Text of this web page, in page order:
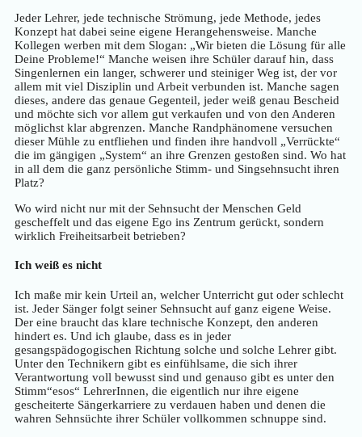
Jeder Lehrer, jede technische Strömung, jede Methode, jedes
Konzept hat dabei seine eigene Herangehensweise. Manche
Kollegen werben mit dem Slogan: „Wir bieten die Lösung für alle
Deine Probleme!“ Manche weisen ihre Schüler darauf hin, dass
Singenlernen ein langer, schwerer und steiniger Weg ist, der vor
allem mit viel Disziplin und Arbeit verbunden ist. Manche sagen
dieses, andere das genaue Gegenteil, jeder weiß genau Bescheid
und möchte sich vor allem gut verkaufen und von den Anderen
möglichst klar abgrenzen. Manche Randphänomene versuchen
dieser Mühle zu entfliehen und finden ihre handvoll „Verrückte“
die im gängigen „System“ an ihre Grenzen gestoßen sind. Wo hat
in all dem die ganz persönliche Stimm- und Singsehnsucht ihren
Platz?
Wo wird nicht nur mit der Sehnsucht der Menschen Geld
gescheffelt und das eigene Ego ins Zentrum gerückt, sondern
wirklich Freiheitsarbeit betrieben?
Ich weiß es nicht
Ich maße mir kein Urteil an, welcher Unterricht gut oder schlecht
ist. Jeder Sänger folgt seiner Sehnsucht auf ganz eigene Weise.
Der eine braucht das klare technische Konzept, den anderen
hindert es. Und ich glaube, dass es in jeder
gesangspädogogischen Richtung solche und solche Lehrer gibt.
Unter den Technikern gibt es einfühlsame, die sich ihrer
Verantwortung voll bewusst sind und genauso gibt es unter den
Stimm“esos“ LehrerInnen, die eigentlich nur ihre eigene
gescheiterte Sängerkarriere zu verdauen haben und denen die
wahren Sehnsüchte ihrer Schüler vollkommen schnuppe sind.